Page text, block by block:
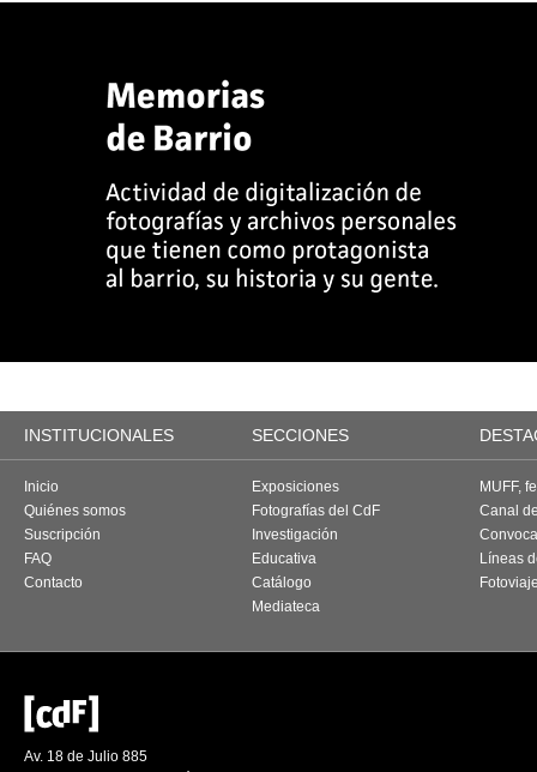
INSTITUCIONALES SECCIONES
Inicio
Quiénes somos
Suscripción
FAQ
Contacto
Exposiciones
Fotografías del CdF
Investigación
Educativa
Catálogo
Mediateca
MUFF,
Canal
Líneas
Av. 18 de Julio 885